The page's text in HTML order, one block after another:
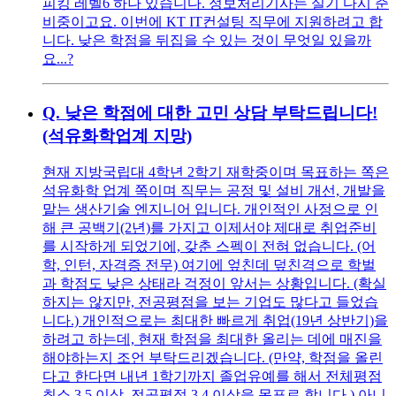
피킹 레벨6 하나 있습니다. 정보처리기사는 실기 다시 준
비중이고요. 이번에 KT IT컨설팅 직무에 지원하려고 합
니다. 낮은 학점을 뒤집을 수 있는 것이 무엇일 있을까
요...?
Q. 낮은 학점에 대한 고민 상담 부탁드립니다!
(석유화학업계 지망)
현재 지방국립대 4학년 2학기 재학중이며 목표하는 쪽은
석유화학 업계 쪽이며 직무는 공정 및 설비 개선, 개발을
맡는 생산기술 엔지니어 입니다. 개인적인 사정으로 인
해 큰 공백기(2년)를 가지고 이제서야 제대로 취업준비
를 시작하게 되었기에, 갖춘 스펙이 전혀 없습니다. (어
학, 인턴, 자격증 전무) 여기에 엎친데 덮친격으로 학벌
과 학점도 낮은 상태라 걱정이 앞서는 상황입니다. (확실
하지는 않지만, 전공평점을 보는 기업도 많다고 들었습
니다.) 개인적으로는 최대한 빠르게 취업(19년 상반기)을
하려고 하는데, 현재 학점을 최대한 올리는 데에 매진을
해야하는지 조언 부탁드리겠습니다. (만약, 학점을 올린
다고 한다면 내년 1학기까지 졸업유예를 해서 전체평점